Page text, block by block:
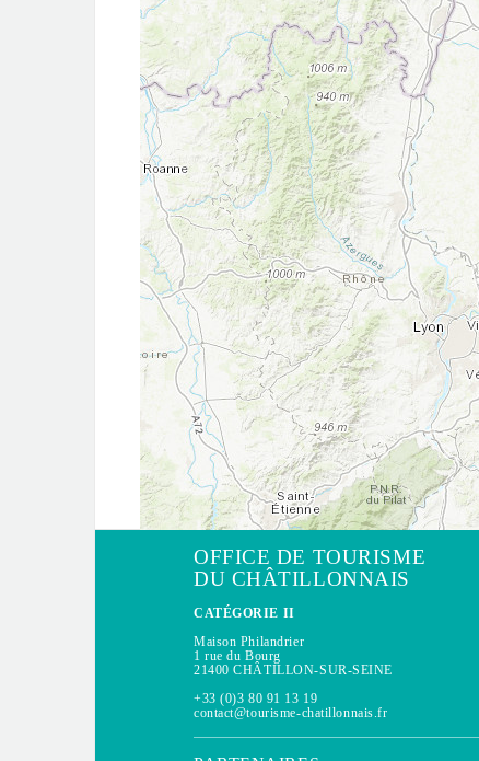
OFFICE DE TOURISME
DU CHÂTILLONNAIS
CATÉGORIE II
Maison Philandrier
1 rue du Bourg
21400 CHÂTILLON-SUR-SEINE
+33 (0)3 80 91 13 19
contact@tourisme-chatillonnais.fr